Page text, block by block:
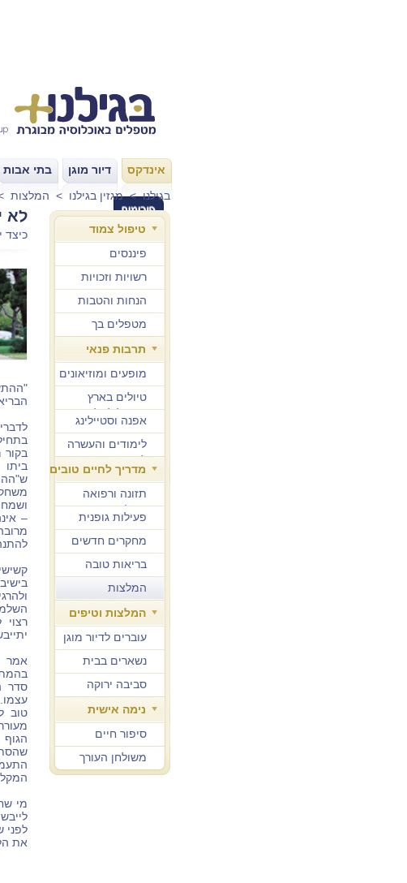
אינדקס דיור מוגן בתי אבות
בגילנו>מגזין בגילנו > המלצות
טיפול צמוד
פיננסים
רשויות וזכויות
הנחות והטבות
מטפלים בך
תרבות פנאי
מופעים ומוזיאונים
טיולים בארץ
ובחו"ל לגיל הזהב
אפנה וסטיילינג
לימודים והעשרה
למבוגרים
מדריך לחיים טובים
תזונה ורפואה
משלימה
פעילות גופנית
מחקרים חדשים
בריאות טובה
המלצות
המלצות וטיפים
עוברים לדיור מוגן
נשארים בבית
סביבה ירוקה
נימה אישית
סיפור חיים
משולחן העורך
לא
כיצד
–
אמר
סדר
טוב
מי
לפני
את